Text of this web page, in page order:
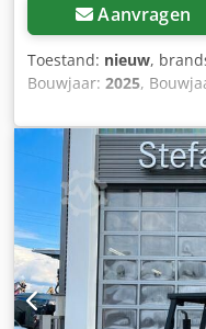
Aanvragen
Toestand: nieuw,
Bouwjaar: 2025,
Breedte: 244 cm
keurmerk: ja Algemene
zeer goed Optische
aanbouwgrader voor
breed, inclusief 2